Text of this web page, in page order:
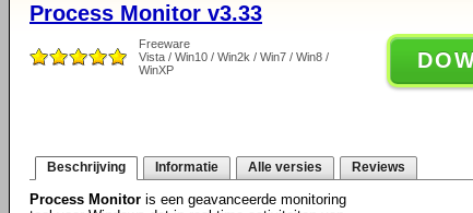
Process Monitor v3.33
Freeware
Vista / Win10 / Win2k / Win7 / Win8 /
WinXP
Beschrijving Informatie Alle versies Reviews
Process Monitor is een geavanceerde monitoring